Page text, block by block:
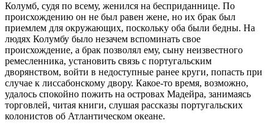
Колумб, судя по всему, женился на бесприданнице. По
происхождению он не был равен жене, но их брак был
приемлем для окружающих, поскольку оба были бедны. На
людях Колумбу было незачем вспоминать свое
происхождение, а брак позволял ему, сыну неизвестного
ремесленника, установить связь с португальским
дворянством, войти в недоступные ранее круги, попасть при
случае к лиссабонскому двору. Какое-то время, возможно,
удалось спокойно пожить на островах Мадейра, занимаясь
торговлей, читая книги, слушая рассказы португальских
колонистов об Атлантическом океане.